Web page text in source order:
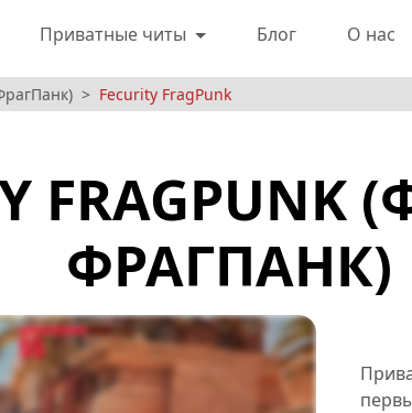
Приватные читы Блог О нас
Fecurity FragPunk
ФРАГПАНК)